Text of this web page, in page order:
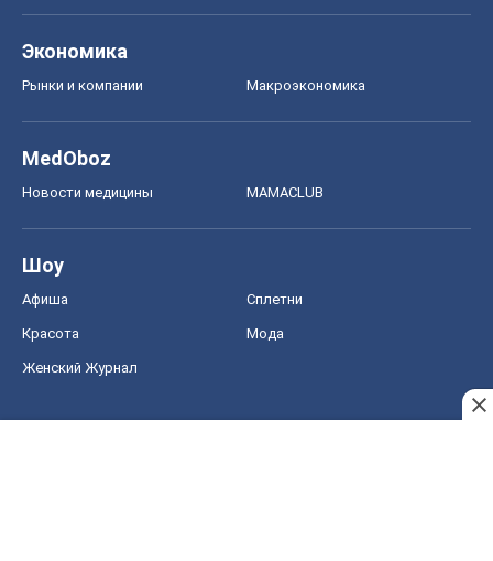
Экономика
Рынки и компании Mакроэкономика
MedOboz
Новости медицины MAMACLUB
Шоу
Афиша Сплетни
Красота Мода
Женский Журнал